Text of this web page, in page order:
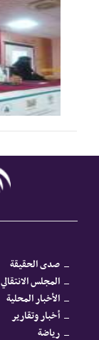
صدى الحقيقة
المجلس الانتقالي
الأخبار المحلية
أخبار وتقارير
رياضة